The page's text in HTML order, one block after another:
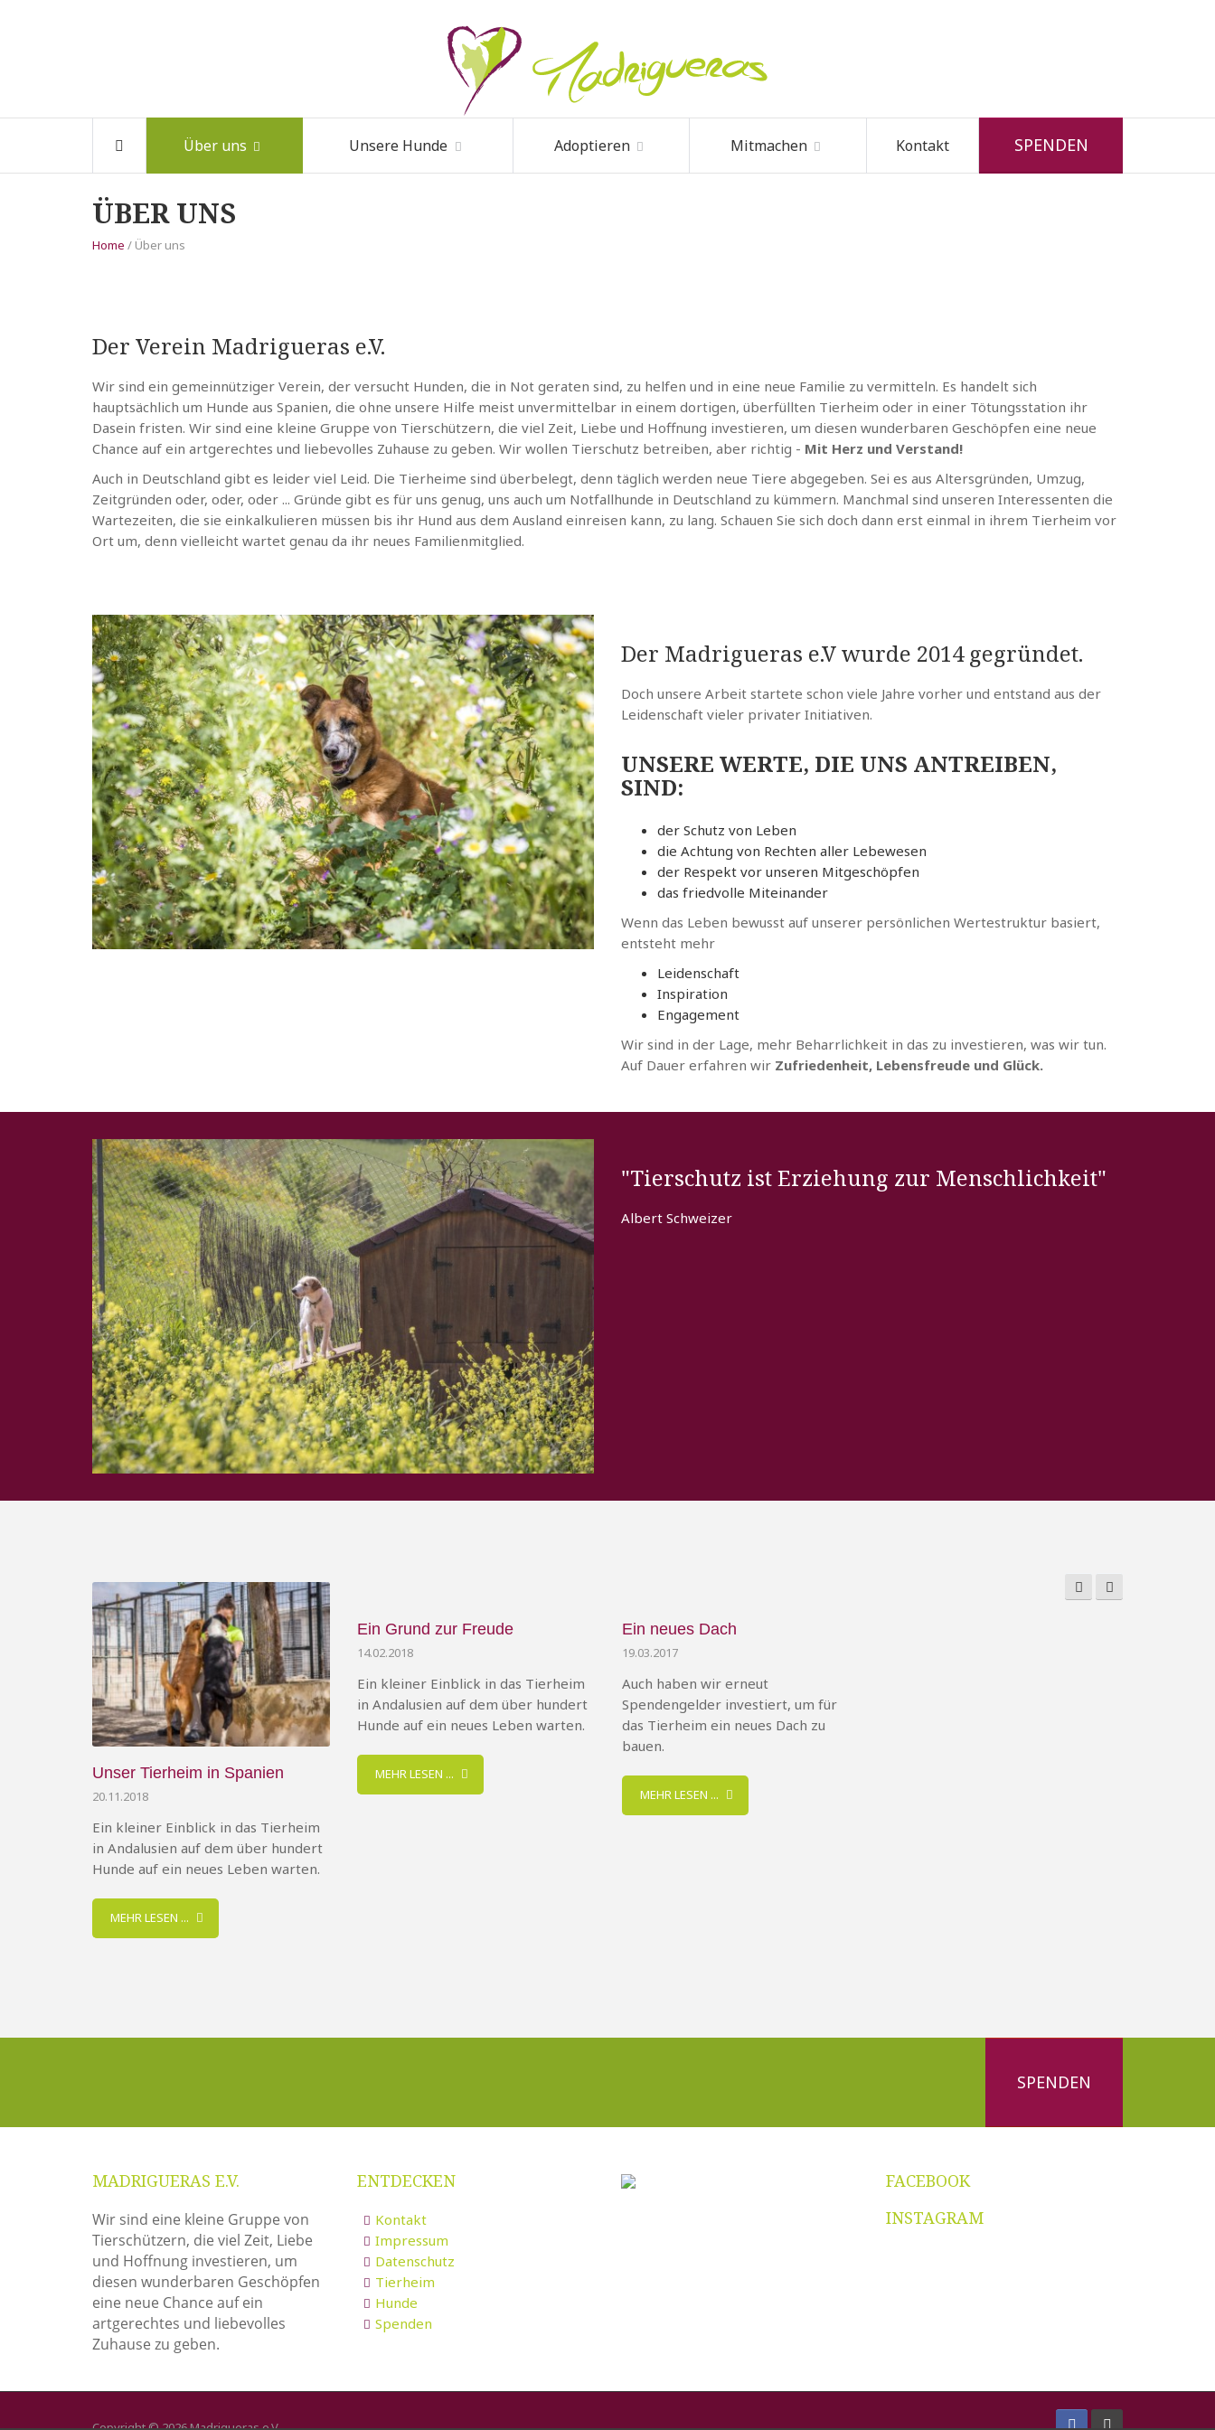
Über uns Unsere Hunde Adoptieren Mitmachen Kontakt SPENDEN
ÜBER UNS
Home / Über uns
Der Verein Madrigueras e.V.
Wir sind ein gemeinnütziger Verein, der versucht Hunden, die in Not geraten sind, zu helfen und in eine neue Familie zu vermitteln. Es handelt sich
hauptsächlich um Hunde aus Spanien, die ohne unsere Hilfe meist unvermittelbar in einem dortigen, überfüllten Tierheim oder in einer Tötungsstation ihr
Dasein fristen. Wir sind eine kleine Gruppe von Tierschützern, die viel Zeit, Liebe und Hoffnung investieren, um diesen wunderbaren Geschöpfen eine neue
Chance auf ein artgerechtes und liebevolles Zuhause zu geben. Wir wollen Tierschutz betreiben, aber richtig - Mit Herz und Verstand!
Auch in Deutschland gibt es leider viel Leid. Die Tierheime sind überbelegt, denn täglich werden neue Tiere abgegeben. Sei es aus Altersgründen, Umzug,
Zeitgründen oder, oder, oder ... Gründe gibt es für uns genug, uns auch um Notfallhunde in Deutschland zu kümmern. Manchmal sind unseren Interessenten die
Wartezeiten, die sie einkalkulieren müssen bis ihr Hund aus dem Ausland einreisen kann, zu lang. Schauen Sie sich doch dann erst einmal in ihrem Tierheim vor
Ort um, denn vielleicht wartet genau da ihr neues Familienmitglied.
Der Madrigueras e.V wurde 2014 gegründet.
Doch unsere Arbeit startete schon viele Jahre vorher und entstand aus der
Leidenschaft vieler privater Initiativen.
UNSERE WERTE, DIE UNS ANTREIBEN,
SIND:
der Schutz von Leben
die Achtung von Rechten aller Lebewesen
der Respekt vor unseren Mitgeschöpfen
das friedvolle Miteinander
Wenn das Leben bewusst auf unserer persönlichen Wertestruktur basiert,
entsteht mehr
Leidenschaft
Inspiration
Engagement
Wir sind in der Lage, mehr Beharrlichkeit in das zu investieren, was wir tun.
Auf Dauer erfahren wir Zufriedenheit, Lebensfreude und Glück.
"Tierschutz ist Erziehung zur Menschlichkeit"
Albert Schweizer
Unser Tierheim in Spanien
20.11.2018
Ein kleiner Einblick in das Tierheim
in Andalusien auf dem über hundert
Hunde auf ein neues Leben warten.
MEHR LESEN ...
Ein Grund zur Freude
14.02.2018
Ein kleiner Einblick in das Tierheim
in Andalusien auf dem über hundert
Hunde auf ein neues Leben warten.
MEHR LESEN ...
Ein neues Dach
19.03.2017
Auch haben wir erneut
Spendengelder investiert, um für
das Tierheim ein neues Dach zu
bauen.
MEHR LESEN ...
SPENDEN
MADRIGUERAS E.V.
Wir sind eine kleine Gruppe von
Tierschützern, die viel Zeit, Liebe
und Hoffnung investieren, um
diesen wunderbaren Geschöpfen
eine neue Chance auf ein
artgerechtes und liebevolles
Zuhause zu geben.
ENTDECKEN
Kontakt
Impressum
Datenschutz
Tierheim
Hunde
Spenden
FACEBOOK
INSTAGRAM